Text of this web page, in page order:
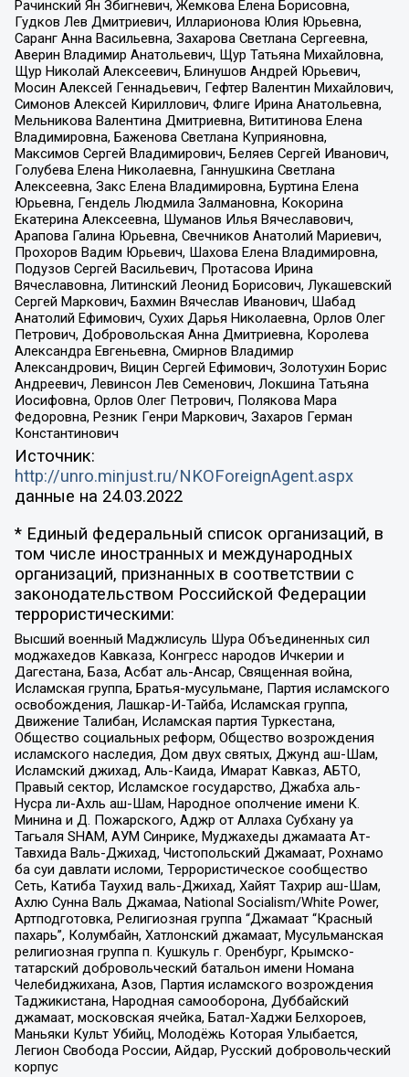
Рачинский Ян Збигневич, Жемкова Елена Борисовна,
Гудков Лев Дмитриевич, Илларионова Юлия Юрьевна,
Саранг Анна Васильевна, Захарова Светлана Сергеевна,
Аверин Владимир Анатольевич, Щур Татьяна Михайловна,
Щур Николай Алексеевич, Блинушов Андрей Юрьевич,
Мосин Алексей Геннадьевич, Гефтер Валентин Михайлович,
Симонов Алексей Кириллович, Флиге Ирина Анатольевна,
Мельникова Валентина Дмитриевна, Вититинова Елена
Владимировна, Баженова Светлана Куприяновна,
Максимов Сергей Владимирович, Беляев Сергей Иванович,
Голубева Елена Николаевна, Ганнушкина Светлана
Алексеевна, Закс Елена Владимировна, Буртина Елена
Юрьевна, Гендель Людмила Залмановна, Кокорина
Екатерина Алексеевна, Шуманов Илья Вячеславович,
Арапова Галина Юрьевна, Свечников Анатолий Мариевич,
Прохоров Вадим Юрьевич, Шахова Елена Владимировна,
Подузов Сергей Васильевич, Протасова Ирина
Вячеславовна, Литинский Леонид Борисович, Лукашевский
Сергей Маркович, Бахмин Вячеслав Иванович, Шабад
Анатолий Ефимович, Сухих Дарья Николаевна, Орлов Олег
Петрович, Добровольская Анна Дмитриевна, Королева
Александра Евгеньевна, Смирнов Владимир
Александрович, Вицин Сергей Ефимович, Золотухин Борис
Андреевич, Левинсон Лев Семенович, Локшина Татьяна
Иосифовна, Орлов Олег Петрович, Полякова Мара
Федоровна, Резник Генри Маркович, Захаров Герман
Константинович
Источник:
http://unro.minjust.ru/NKOForeignAgent.aspx
данные на 24.03.2022
* Единый федеральный список организаций, в
том числе иностранных и международных
организаций, признанных в соответствии с
законодательством Российской Федерации
террористическими:
Высший военный Маджлисуль Шура Объединенных сил
моджахедов Кавказа, Конгресс народов Ичкерии и
Дагестана, База, Асбат аль-Ансар, Священная война,
Исламская группа, Братья-мусульмане, Партия исламского
освобождения, Лашкар-И-Тайба, Исламская группа,
Движение Талибан, Исламская партия Туркестана,
Общество социальных реформ, Общество возрождения
исламского наследия, Дом двух святых, Джунд аш-Шам,
Исламский джихад, Аль-Каида, Имарат Кавказ, АБТО,
Правый сектор, Исламское государство, Джабха аль-
Нусра ли-Ахль аш-Шам, Народное ополчение имени К.
Минина и Д. Пожарского, Аджр от Аллаха Субхану уа
Тагьаля SHAM, АУМ Синрике, Муджахеды джамаата Ат-
Тавхида Валь-Джихад, Чистопольский Джамаат, Рохнамо
ба суи давлати исломи, Террористическое сообщество
Сеть, Катиба Таухид валь-Джихад, Хайят Тахрир аш-Шам,
Ахлю Сунна Валь Джамаа, National Socialism/White Power,
Артподготовка, Религиозная группа “Джамаат “Красный
пахарь”, Колумбайн, Хатлонский джамаат, Мусульманская
религиозная группа п. Кушкуль г. Оренбург, Крымско-
татарский добровольческий батальон имени Номана
Челебиджихана, Азов, Партия исламского возрождения
Таджикистана, Народная самооборона, Дуббайский
джамаат, московская ячейка, Батал-Хаджи Белхороев,
Маньяки Культ Убийц, Молодёжь Которая Улыбается,
Легион Свобода России, Айдар, Русский добровольческий
корпус